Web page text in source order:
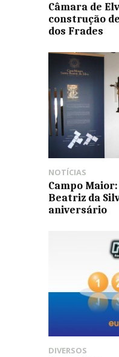
Câmara de
construção
dos Frades
NOTÍCIAS
Campo
Beatriz da
aniversário
DIVERSOS